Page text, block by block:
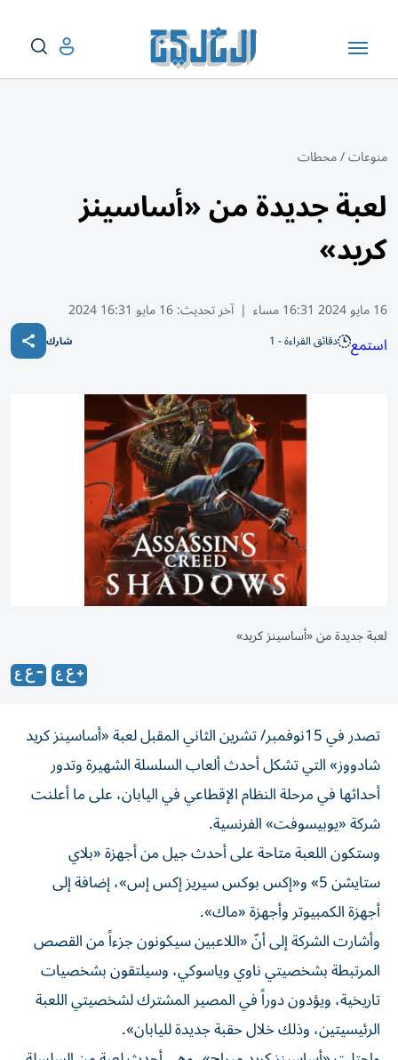
منوعات/محطات
لعبة جديدة من «أساسينز
كريد»
16 مايو 2024 16:31 مساء | آخر تحديث:16 مايو 16:31 2024
استمع دقائق القراءة - 1 شارك
لعبة جديدة من «أساسينز كريد»
تصدر في 15نوفمبر/ تشرين الثاني المقبل لعبة «أساسينز كريد
شادووز» التي تشكل أحدث ألعاب السلسلة الشهيرة وتدور
أحداثها في مرحلة النظام الإقطاعي في اليابان، على ما أعلنت
شركة «يوبيسوفت» الفرنسية.
وستكون اللعبة متاحة على أحدث جيل من أجهزة «بلاي
ستايشن 5» و«إكس بوكس سيريز إكس إس»، إضافة إلى
أجهزة الكمبيوتر وأجهزة «ماك».
وأشارت الشركة إلى أنّ «اللاعبين سيكونون جزءاً من القصص
المرتبطة بشخصيتي ناوي وياسوكي، وسيلتقون بشخصيات
تاريخية، ويؤدون دوراً في المصير المشترك لشخصيتي اللعبة
الرئيسيتين، وذلك خلال حقبة جديدة لليابان».